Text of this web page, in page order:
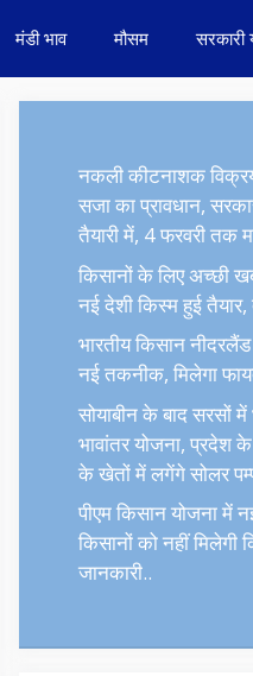
मंडी भाव मौसम सरकारी
नकली कीटनाशक
सजा का प्रावधान,
तैयारी में, 4 फरवरी तक
किसानों के लिए अच्छी
नई देशी किस्म हुई तैयार,
भारतीय किसान
नई तकनीक, मिलेगा
सोयाबीन के बाद सरसों में
भावांतर योजना, प्रदेश
के खेतों में लगेंगे सोलर
पीएम किसान योजना में
किसानों को नहीं
जानकारी..